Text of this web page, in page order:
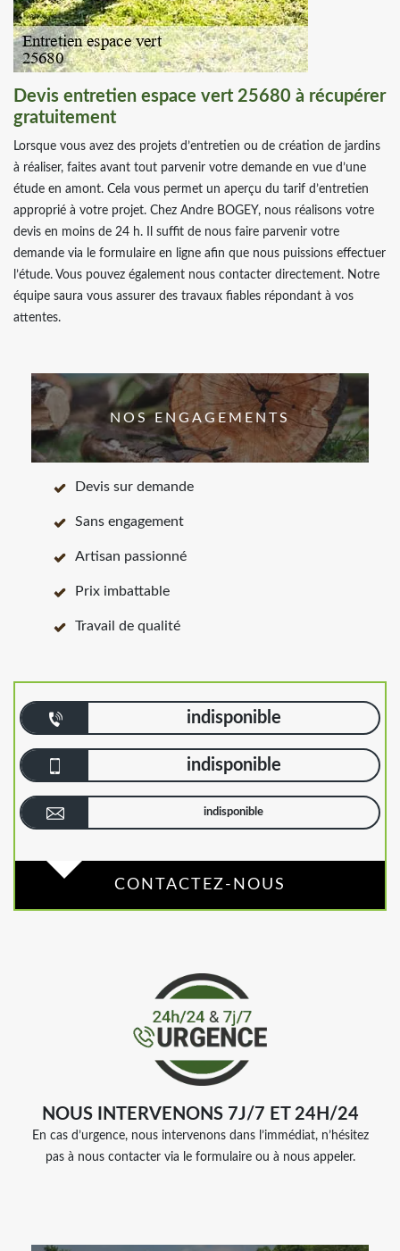
Devis entretien espace vert 25680 à récupérer
gratuitement
Lorsque vous avez des projets d’entretien ou de création de jardins
à réaliser, faites avant tout parvenir votre demande en vue d’une
étude en amont. Cela vous permet un aperçu du tarif d’entretien
approprié à votre projet. Chez Andre BOGEY, nous réalisons votre
devis en moins de 24 h. Il suffit de nous faire parvenir votre
demande via le formulaire en ligne afin que nous puissions effectuer
l’étude. Vous pouvez également nous contacter directement. Notre
équipe saura vous assurer des travaux fiables répondant à vos
attentes.
NOS ENGAGEMENTS
Devis sur demande
Sans engagement
Artisan passionné
Prix imbattable
Travail de qualité
indisponible
indisponible
indisponible
CONTACTEZ-NOUS
NOUS INTERVENONS 7J/7 ET 24H/24
En cas d’urgence, nous intervenons dans l’immédiat, n’hésitez
pas à nous contacter via le formulaire ou à nous appeler.